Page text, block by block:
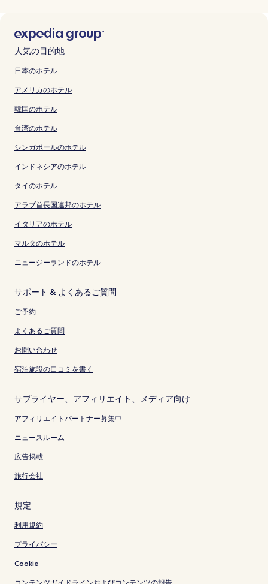
人気の目的地
日本のホテル
アメリカのホテル
韓国のホテル
台湾のホテル
シンガポールのホテル
インドネシアのホテル
タイのホテル
アラブ首長国連邦のホテル
イタリアのホテル
マルタのホテル
ニュージーランドのホテル
サポート & よくあるご質問
ご予約
よくあるご質問
お問い合わせ
宿泊施設の口コミを書く
サプライヤー、アフィリエイト、メディア向け
アフィリエイトパートナー募集中
ニュースルーム
広告掲載
旅行会社
規定
利用規約
プライバシー
Cookie